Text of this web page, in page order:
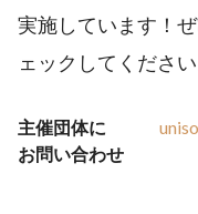
実施しています！
ェックしてください
主催団体に
お問い合わせ